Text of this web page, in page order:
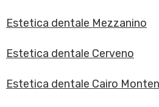
Estetica dentale Mezzanino
Estetica dentale Cerveno
Estetica dentale Cairo